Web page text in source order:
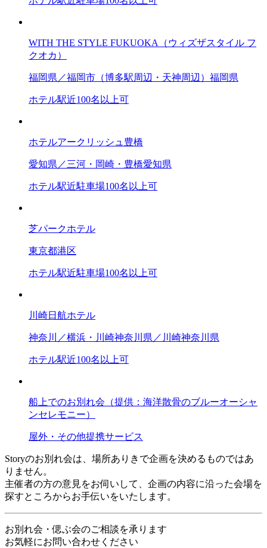
WITH THE STYLE FUKUOKA（ウィズザスタイル フ
クオカ）
福岡県／福岡市（博多駅周辺・天神周辺） 福岡県
ホテル駅近100名以上可
ホテルアークリッシュ豊橋
愛知県／三河・岡崎・豊橋愛知県
ホテル駅近駐車場100名以上可
芝パークホテル
東京都港区
ホテル駅近駐車場100名以上可
川崎日航ホテル
神奈川／横浜・川崎神奈川県／川崎神奈川県
ホテル駅近100名以上可
船上でのお別れ会（提供：海洋散骨のブルーオーシャ
ンセレモニー）
屋外・その他提携サービス
Storyのお別れ会は、場所ありきで企画を決めるものではあ
りません。
主催者の方の意見をお伺いして、企画の内容に沿った会場を
探すところからお手伝いをいたします。
お別れ会・偲ぶ会のご相談を承ります
お気軽にお問い合わせください